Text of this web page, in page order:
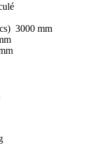
3000 mm